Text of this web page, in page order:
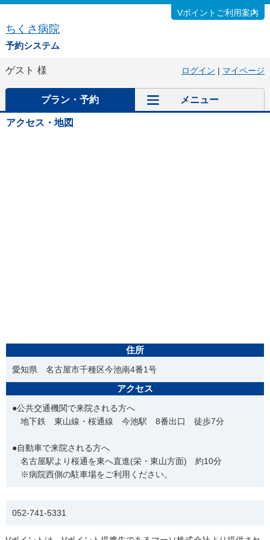
ちくさ病院
予約システム
Vポイントご利用案内
ゲスト 様 ログイン | マイページ
プラン・予約 メニュー
アクセス・地図
住所
愛知県 名古屋市千種区今池南4番1号
アクセス
●公共交通機関で来院される方へ
地下鉄 東山線・桜通線 今池駅 8番出口 徒歩7分
●自動車で来院される方へ
名古屋駅より桜通を東へ直進(栄・東山方面) 約10分
※病院西側の駐車場をご利用ください。
052-741-5331